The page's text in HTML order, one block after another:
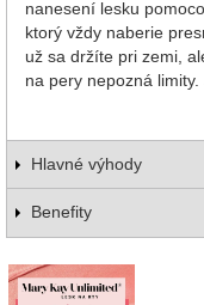
nanesení lesku
ktorý vždy naberie
už sa držíte pri zemi,
na pery nepozná
Hlavné výhody
Benefity